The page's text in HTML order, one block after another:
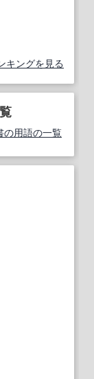
キングを見る
の用語の一覧